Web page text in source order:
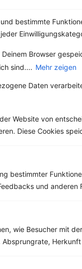
bestimmte
Browser
sind.... Mehr zeigen
Daten
Website von
Diese Cookies
bestimmter
und
wie Besucher mit
Küche
zu
Sorten
Die
Pfeffers
Dort ist
Klima...
Kohlehydrate:92 g